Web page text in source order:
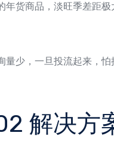
年货商品，淡旺季差距
量少，一旦投流起来，怕
解决方